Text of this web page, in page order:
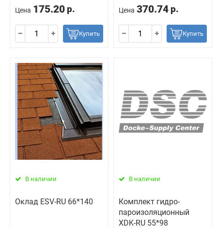
Цена 175.20 р.
Купить
Цена 370.74 р.
Купить
В наличии
Оклад ESV-RU 66*140
В наличии
Комплект гидро-
пароизоляционный
ХDK-RU 55*98